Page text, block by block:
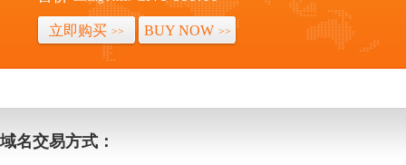
立即购买 >> BUY NOW >>
域名交易方式：